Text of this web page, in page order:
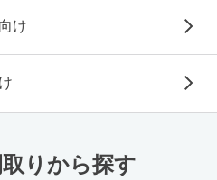
け
りから探す